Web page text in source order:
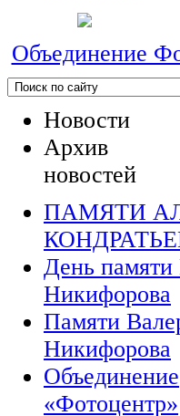
Объединение
Новости
Архив
новостей
ПАМЯТИ
День памяти
Никифорова
Памяти
Никифорова
Объединение
«Фотоцентр»